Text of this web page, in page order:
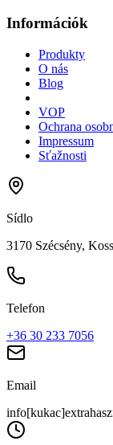
Információk
Produkty
O nás
Blog
VOP
Ochrana
Impressum
Sťažnosti
Sídlo
3170 Szécsény,
Telefon
+36 30 233 7056
Email